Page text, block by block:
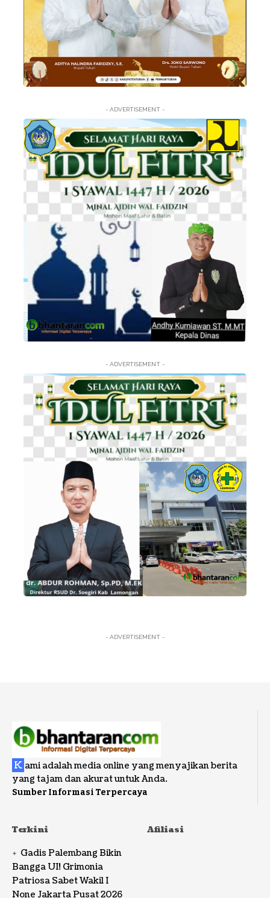
- ADVERTISEMENT -
- ADVERTISEMENT -
- ADVERTISEMENT -
K ami adalah media online yang menyajikan berita
yang tajam dan akurat untuk Anda.
Sumber Informasi Terpercaya
Terkini
Gadis Palembang Bikin
Bangga UI! Grimonia
Patriosa Sabet Wakil I
None Jakarta Pusat 2026
Afiliasi